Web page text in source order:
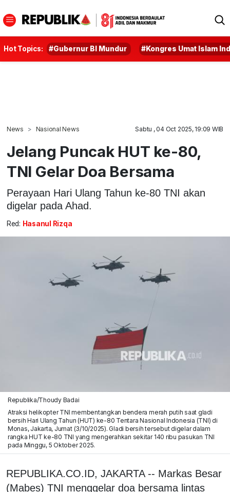
Hot Topics: #Gubernur BI Mundur #Kongres Umat Islam
News Nasional News Sabtu , 04 Oct 2025, 19:09 WIB
Jelang Puncak HUT ke-80,
TNI Gelar Doa Bersama
Perayaan Hari Ulang Tahun ke-80 TNI akan
digelar pada Ahad.
Red: Hasanul Rizqa
Republika/Thoudy Badai
Atraksi helikopter TNI membentangkan bendera merah putih saat gladi
bersih Hari Ulang Tahun (HUT) ke-80 Tentara Nasional Indonesia (TNI) di
Monas, Jakarta, Jumat (3/10/2025). Gladi bersih tersebut digelar dalam
rangka HUT ke-80 TNI yang mengerahkan sekitar 140 ribu pasukan TNI
pada Minggu, 5 Oktober 2025.
REPUBLIKA.CO.ID, JAKARTA -- Markas Besar
(Mabes) TNI menggelar doa bersama lintas